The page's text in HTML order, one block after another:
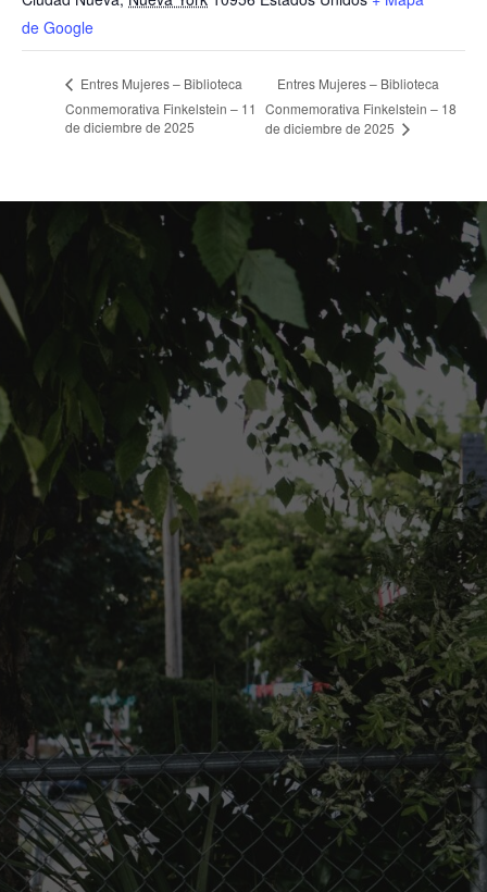
de Google
Entres Mujeres – Biblioteca
Conmemorativa Finkelstein – 11
de diciembre de 2025
Entres Mujeres – Biblioteca
Conmemorativa Finkelstein – 18
de diciembre de 2025